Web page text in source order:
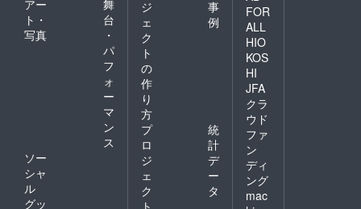
アー
ト・
写真
舞
台
・
パ
フ
ォ
ー
マ
ン
ス
ソー
シャ
ル
グッ
ジ
ェ
ク
ト
の
作
り
方
事
例
プ
ロ
ジ
ェ
ク
ト
統
計
デ
ー
タ
FOR
ALL
HIO
KOS
HI
JFA
クラ
ウド
ファ
ン
ディ
ング
mac